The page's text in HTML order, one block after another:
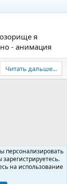
я
- анимация
Читать дальше...
персонализировать
на использование